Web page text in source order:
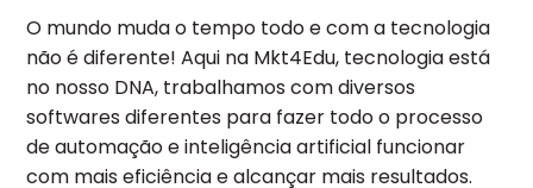
O mundo muda o tempo todo e com a tecnologia
não é diferente! Aqui na Mkt4Edu, tecnologia está
no nosso DNA, trabalhamos com diversos
softwares diferentes para fazer todo o processo
de automação e inteligência artificial funcionar
com mais eficiência e alcançar mais resultados.